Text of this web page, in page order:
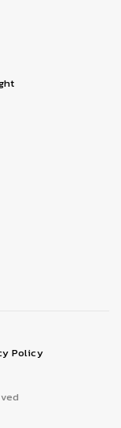
Policy